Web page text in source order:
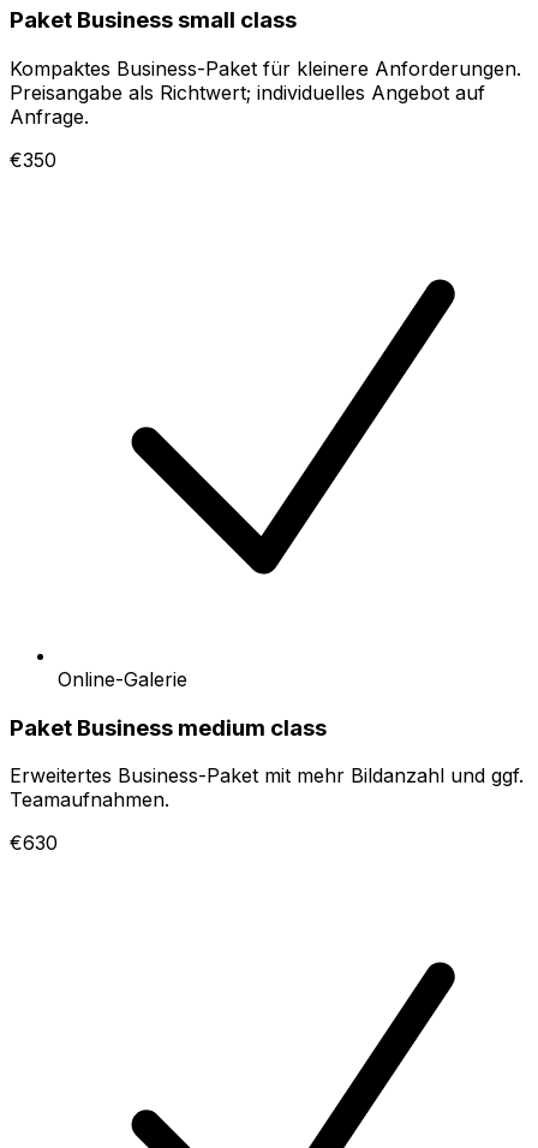
Paket Business small class
Kompaktes Business-Paket für kleinere Anforderungen.
Preisangabe als Richtwert; individuelles Angebot auf
Anfrage.
€350
Online-Galerie
Paket Business medium class
Erweitertes Business-Paket mit mehr Bildanzahl und ggf.
Teamaufnahmen.
€630